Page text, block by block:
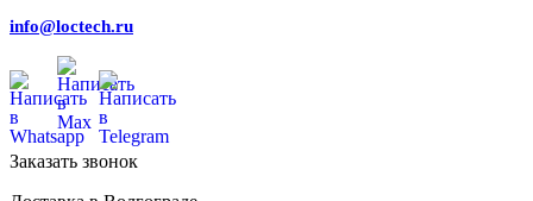
info@loctech.ru
Заказать звонок